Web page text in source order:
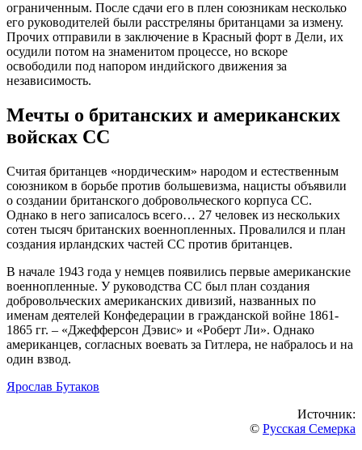
ограниченным. После сдачи его в плен союзникам несколько
его руководителей были расстреляны британцами за измену.
Прочих отправили в заключение в Красный форт в Дели, их
осудили потом на знаменитом процессе, но вскоре
освободили под напором индийского движения за
независимость.
Мечты о британских и американских
войсках СС
Считая британцев «нордическим» народом и естественным
союзником в борьбе против большевизма, нацисты объявили
о создании британского добровольческого корпуса СС.
Однако в него записалось всего… 27 человек из нескольких
сотен тысяч британских военнопленных. Провалился и план
создания ирландских частей СС против британцев.
В начале 1943 года у немцев появились первые американские
военнопленные. У руководства СС был план создания
добровольческих американских дивизий, названных по
именам деятелей Конфедерации в гражданской войне 1861-
1865 гг. – «Джефферсон Дэвис» и «Роберт Ли». Однако
американцев, согласных воевать за Гитлера, не набралось и на
один взвод.
Ярослав Бутаков
Источник:
© Русская Семерка